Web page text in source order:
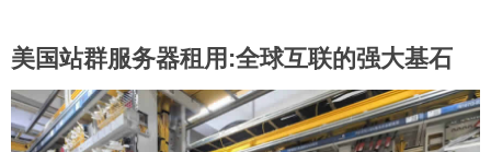
美国站群服务器租用:全球互联的强大基石